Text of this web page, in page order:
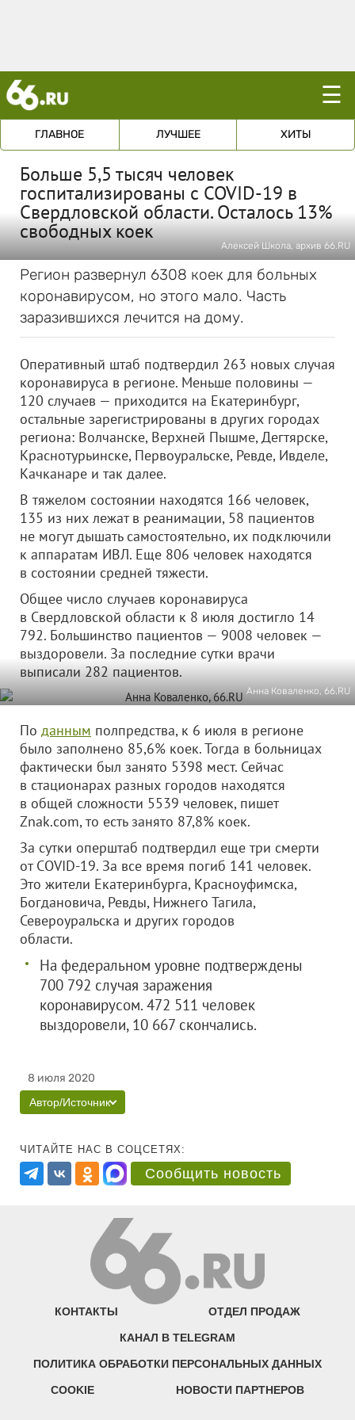
☰
ГЛАВНОЕ ЛУЧШЕЕ ХИТЫ
Больше 5,5 тысяч человек
госпитализированы с COVID-19 в
Свердловской области. Осталось 13%
свободных коек
Алексей Школа, архив 66.RU
Регион развернул 6308 коек для больных
коронавирусом, но этого мало. Часть
заразившихся лечится на дому.
Оперативный штаб подтвердил 263 новых случая
коронавируса в регионе. Меньше половины —
120 случаев — приходится на Екатеринбург,
остальные зарегистрированы в других городах
региона: Волчанске, Верхней Пышме, Дегтярске,
Краснотурьинске, Первоуральске, Ревде, Ивделе,
Качканаре и так далее.
В тяжелом состоянии находятся 166 человек,
135 из них лежат в реанимации, 58 пациентов
не могут дышать самостоятельно, их подключили
к аппаратам ИВЛ. Еще 806 человек находятся
в состоянии средней тяжести.
Общее число случаев коронавируса
в Свердловской области к 8 июля достигло 14
792. Большинство пациентов — 9008 человек —
выздоровели. За последние сутки врачи
выписали 282 пациентов.
Анна Коваленко, 66.RU
По данным полпредства, к 6 июля в регионе
было заполнено 85,6% коек. Тогда в больницах
фактически был занято 5398 мест. Сейчас
в стационарах разных городов находятся
в общей сложности 5539 человек, пишет
Znak.com, то есть занято 87,8% коек.
За сутки оперштаб подтвердил еще три смерти
от COVID-19. За все время погиб 141 человек.
Это жители Екатеринбурга, Красноуфимска,
Богдановича, Ревды, Нижнего Тагила,
Североуральска и других городов
области.
На федеральном уровне подтверждены
700 792 случая заражения
коронавирусом. 472 511 человек
выздоровели, 10 667 скончались.
8 июля 2020
Автор/Источник
ЧИТАЙТЕ НАС В СОЦСЕТЯХ:
Сообщить новость
КОНТАКТЫ ОТДЕЛ ПРОДАЖ
КАНАЛ В TELEGRAM
ПОЛИТИКА ОБРАБОТКИ ПЕРСОНАЛЬНЫХ ДАННЫХ
COOKIE НОВОСТИ ПАРТНЕРОВ